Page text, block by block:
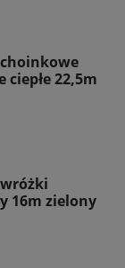
ciepłe 22,5m
16m zielony